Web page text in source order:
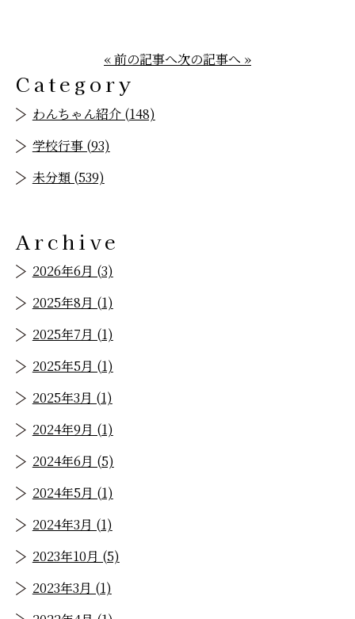
« 前の記事へ次の記事へ »
Category
わんちゃん紹介 (148)
学校行事 (93)
未分類 (539)
Archive
2026年6月 (3)
2025年8月 (1)
2025年7月 (1)
2025年5月 (1)
2025年3月 (1)
2024年9月 (1)
2024年6月 (5)
2024年5月 (1)
2024年3月 (1)
2023年10月 (5)
2023年3月 (1)